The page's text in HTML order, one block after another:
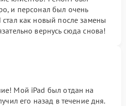
и персонал был очень
как новый после замены
вернусь сюда снова!
Мой iPad был отдан на
его назад в течение дня.